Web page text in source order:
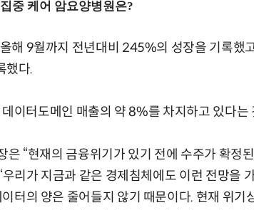
해 9월까지 전년대비 245%의 성장을 기록했
했다.
이터도메인 매출의 약 8%를 차지하고 있다는
은 “현재의 금융위기가 있기 전에 수주가 확정
리가 지금과 같은 경제침체에도 이런 전망을
터의 양은 줄어들지 않기 때문이다. 현재 위기